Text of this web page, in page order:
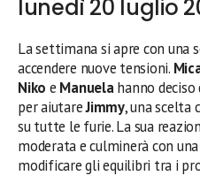
lunedì 20 luglio
La settimana si apre con una
accendere nuove tensioni.
Niko e Manuelahanno deciso
per aiutareJimmy, una scelta
su tutte le furie. La sua
moderata e culminerà con
modificare gli equilibri tra i